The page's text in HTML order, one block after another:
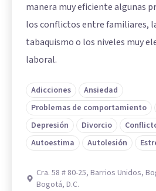
manera muy eficiente algunas
los conflictos entre familiares,
tabaquismo o los niveles muy
laboral.
Adicciones
Ansiedad
Problemas de comportamiento
Depresión
Divorcio
Autoestima
Autolesión
Cra. 58 # 80-25, Barrios Unidos,
Bogotá, D.C.